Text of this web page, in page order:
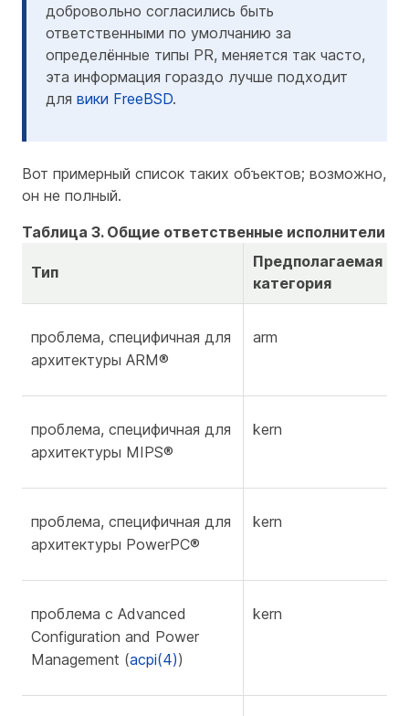
добровольно согласились быть
ответственными по умолчанию за
определённые типы PR, меняется так часто,
эта информация гораздо лучше подходит
для вики FreeBSD.
Вот примерный список таких объектов; возможно,
он не полный.
Таблица 3. Общие ответственные исполнители —
Тип
Предполагаемая
категория
проблема, специфичная для
архитектуры ARM®
arm
проблема, специфичная для
архитектуры MIPS®
kern
проблема, специфичная для
архитектуры PowerPC®
kern
проблема с Advanced
Configuration and Power
Management (acpi(4))
kern